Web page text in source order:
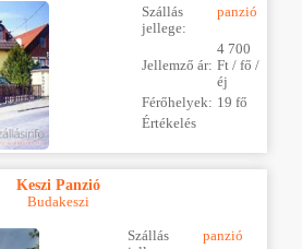
Szállás
jellege:
panzió
Jellemző ár:
4 700
Ft / fő /
éj
Férőhelyek: 19 fő
Értékelés
Keszi Panzió
Budakeszi
Szállás
panzió